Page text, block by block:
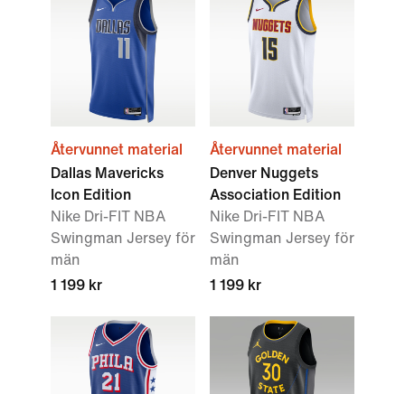
Återvunnet material
Dallas Mavericks
Icon Edition
Nike Dri-FIT NBA
Swingman Jersey för
män
1 199 kr
Återvunnet material
Denver Nuggets
Association Edition
Nike Dri-FIT NBA
Swingman Jersey för
män
1 199 kr